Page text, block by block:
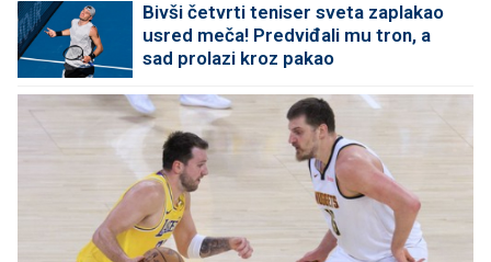
Bivši četvrti teniser sveta zaplakao
usred meča! Predviđali mu tron, a
sad prolazi kroz pakao